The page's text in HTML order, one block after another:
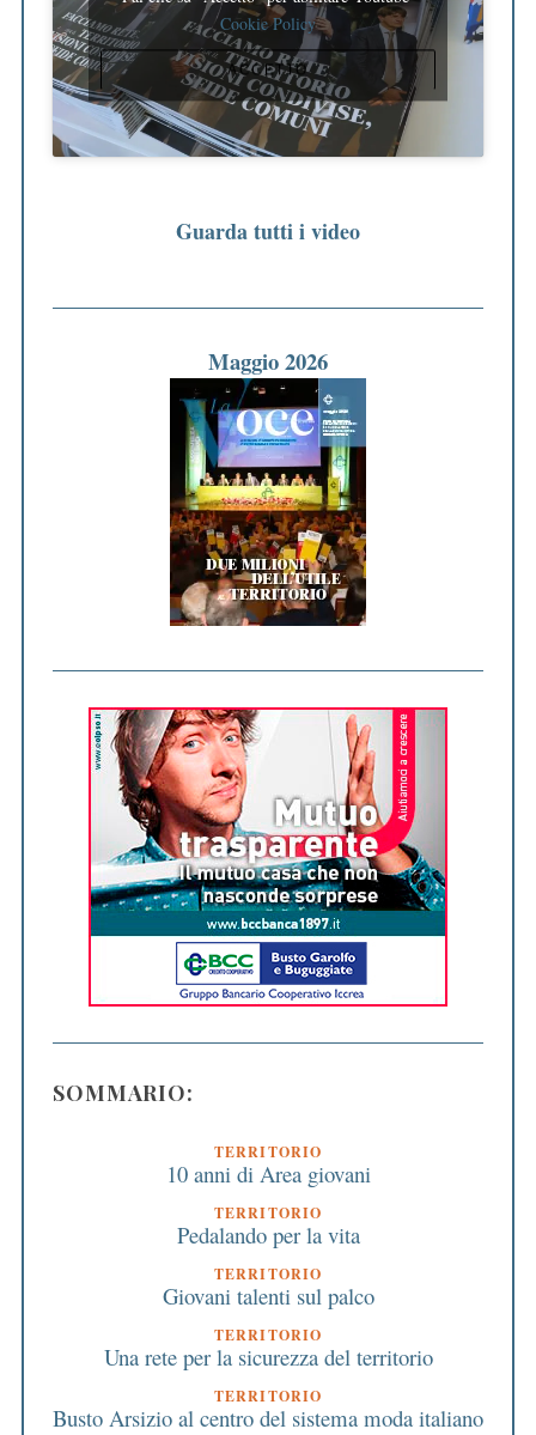
Cookie Policy
ACCETTO
Guarda tutti i video
Maggio 2026
SOMMARIO:
TERRITORIO
10 anni di Area giovani
TERRITORIO
Pedalando per la vita
TERRITORIO
Giovani talenti sul palco
TERRITORIO
Una rete per la sicurezza del territorio
TERRITORIO
Busto Arsizio al centro del sistema moda italiano